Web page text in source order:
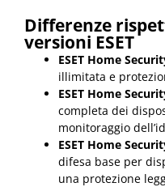
Differenze
versioni ESET
ESET Home
illimitata e
ESET Home
completa dei
monitoraggio
ESET Home
difesa base per
una protezione